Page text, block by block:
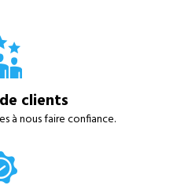
clients
à nous faire confiance.